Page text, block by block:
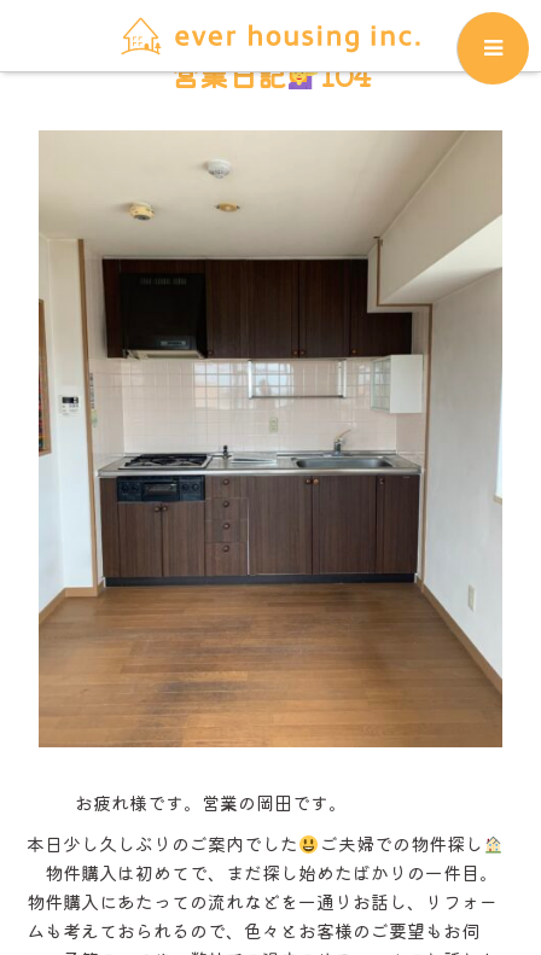
営業日記 104
お疲れ様です。営業の岡田です。
本日少し久しぶりのご案内でした
ご夫婦での物件探し
物件購入は初めてで、まだ探し始めたばかりの一件目。
物件購入にあたっての流れなどを一通りお話し、リフォー
ムも考えておられるので、色々とお客様のご要望もお伺